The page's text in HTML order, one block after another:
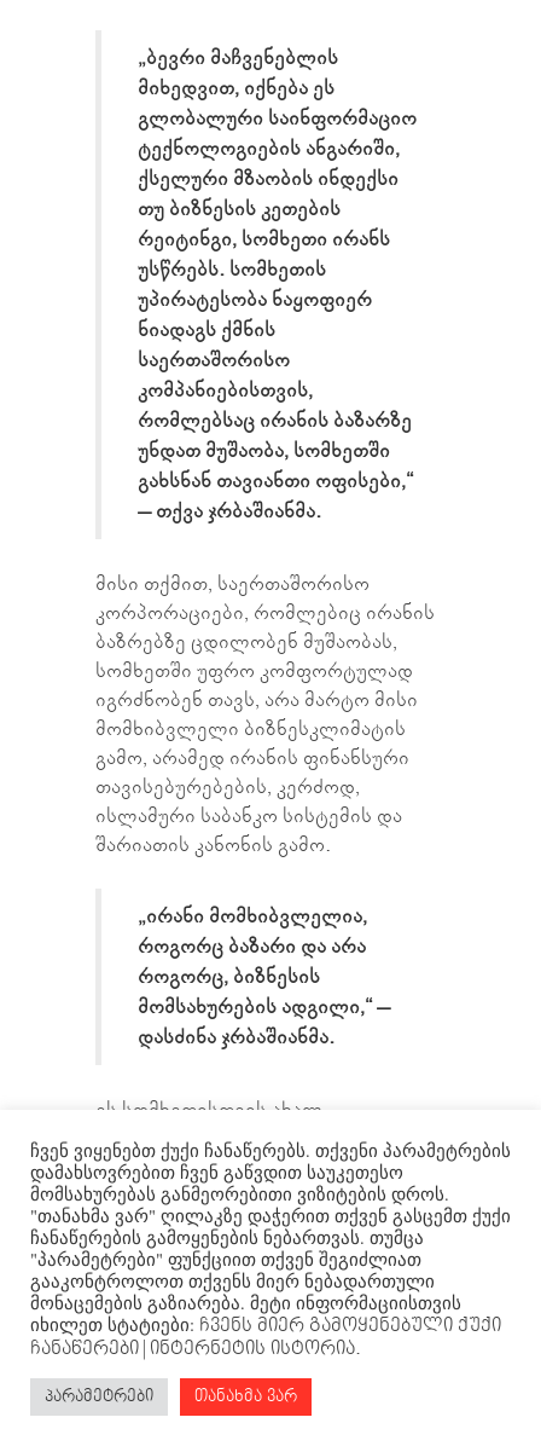
„ბევრი მაჩვენებლის
მიხედვით, იქნება ეს
გლობალური საინფორმაციო
ტექნოლოგიების ანგარიში,
ქსელური მზაობის ინდექსი
თუ ბიზნესის კეთების
რეიტინგი, სომხეთი ირანს
უსწრებს. სომხეთის
უპირატესობა ნაყოფიერ
ნიადაგს ქმნის
საერთაშორისო
კომპანიებისთვის,
რომლებსაც ირანის ბაზარზე
უნდათ მუშაობა, სომხეთში
გახსნან თავიანთი ოფისები,“
– თქვა ჯრბაშიანმა.
მისი თქმით, საერთაშორისო
კორპორაციები, რომლებიც ირანის
ბაზრებზე ცდილობენ მუშაობას,
სომხეთში უფრო კომფორტულად
იგრძნობენ თავს, არა მარტო მისი
მომხიბვლელი ბიზნესკლიმატის
გამო, არამედ ირანის ფინანსური
თავისებურებების, კერძოდ,
ისლამური საბანკო სისტემის და
შარიათის კანონის გამო.
„ირანი მომხიბვლელია,
როგორც ბაზარი და არა
როგორც, ბიზნესის
მომსახურების ადგილი,“ –
დასძინა ჯრბაშიანმა.
ეს სომხეთისთვის ახალ
შესაძლებლობებს გახსნის, „თუმცა
იმუშავებს თუ არა სქემა
დამოკიდებულია სომხური მხარის
ინიციატივებზე,“- დასძინა მან.
რაც შეეხება ვაჭრობის სფეროს,
სომეხი ექსპერტები ნაკლებად
ოპტიმისტურები არიან.
სავაჭრო მოცულობა სომხეთსა და
ჩვენ ვიყენებთ ქუქი ჩანაწერებს. თქვენი პარამეტრების
დამახსოვრებით ჩვენ გაწვდით საუკეთესო
მომსახურებას განმეორებითი ვიზიტების დროს.
"თანახმა ვარ" ღილაკზე დაჭერით თქვენ გასცემთ ქუქი
ჩანაწერების გამოყენების ნებართვას. თუმცა
"პარამეტრები" ფუნქციით თქვენ შეგიძლიათ
გააკონტროლოთ თქვენს მიერ ნებადართული
მონაცემების გაზიარება. მეტი ინფორმაციისთვის
იხილეთ სტატიები: ჩვენს მიერ გამოყენებული ქუქი
ჩანაწერები | ინტერნეტის ისტორია.
პარამეტრები თანახმა ვარ